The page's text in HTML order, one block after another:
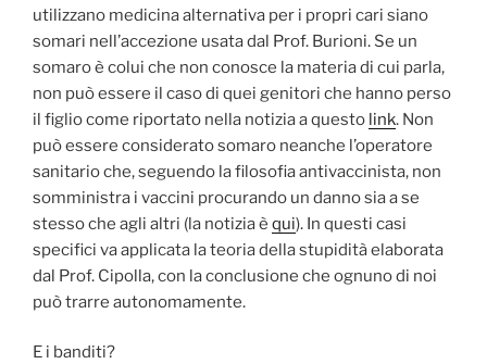
utilizzano medicina alternativa per i propri cari siano
somari nell’accezione usata dal Prof. Burioni. Se un
somaro è colui che non conosce la materia di cui parla,
non può essere il caso di quei genitori che hanno perso
il figlio come riportato nella notizia a questo link. Non
può essere considerato somaro neanche l’operatore
sanitario che, seguendo la filosofia antivaccinista, non
somministra i vaccini procurando un danno sia a se
stesso che agli altri (la notizia è qui). In questi casi
specifici va applicata la teoria della stupidità elaborata
dal Prof. Cipolla, con la conclusione che ognuno di noi
può trarre autonomamente.
E i banditi?